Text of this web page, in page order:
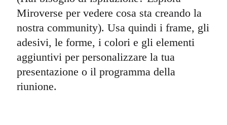
Miroverse per vedere cosa sta creando la
nostra community). Usa quindi i frame, gli
adesivi, le forme, i colori e gli elementi
aggiuntivi per personalizzare la tua
presentazione o il programma della
riunione.